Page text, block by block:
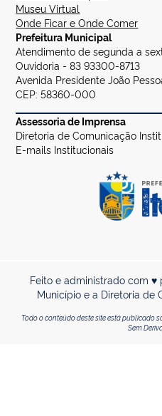
Museu Virtual
Onde Ficar e Onde Comer
Prefeitura Municipal
Atendimento de segunda a
Ouvidoria - 83 93300-8713
Avenida Presidente João
CEP: 58360-000
Assessoria de Imprensa
Diretoria de Comunicação
E-mails Institucionais
Feito e administrado com
Município e a Diretoria de
Todo o conteúdo deste site está publicado
Sem